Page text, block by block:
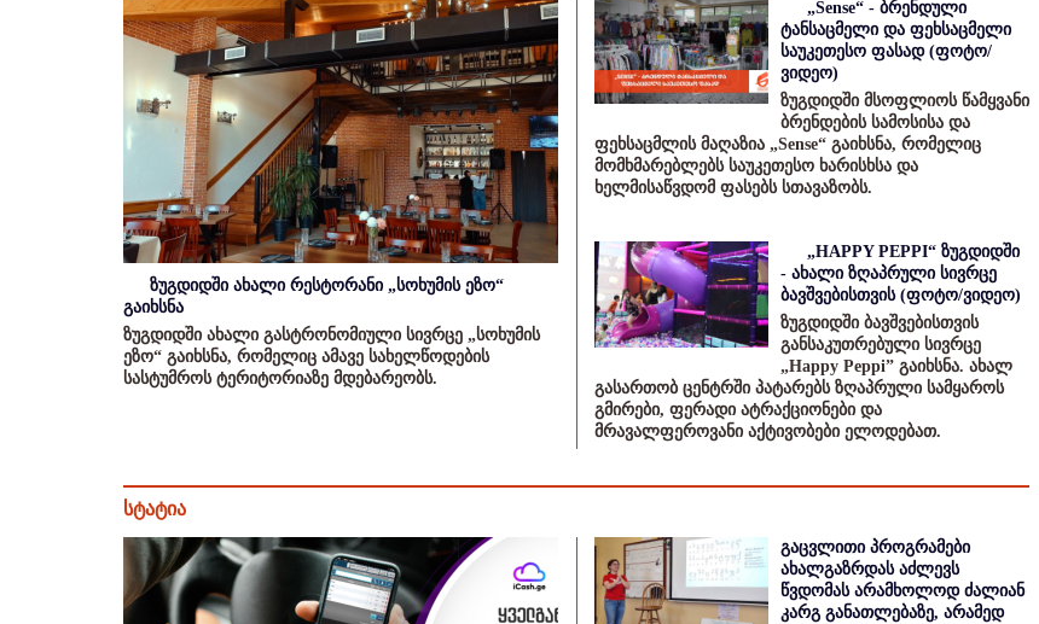
ზუგდიდში ახალი რესტორანი „სოხუმის ეზო“
გაიხსნა
ზუგდიდში ახალი გასტრონომიული სივრცე „სოხუმის
ეზო“ გაიხსნა, რომელიც ამავე სახელწოდების
სასტუმროს ტერიტორიაზე მდებარეობს.
„Sense“ - ბრენდული
ტანსაცმელი და ფეხსაცმელი
საუკეთესო ფასად (ფოტო/
ვიდეო)
ზუგდიდში მსოფლიოს წამყვანი
ბრენდების სამოსისა და
ფეხსაცმლის მაღაზია „Sense“ გაიხსნა, რომელიც
მომხმარებლებს საუკეთესო ხარისხსა და
ხელმისაწვდომ ფასებს სთავაზობს.
„HAPPY PEPPI“ ზუგდიდში
- ახალი ზღაპრული სივრცე
ბავშვებისთვის (ფოტო/ვიდეო)
ზუგდიდში ბავშვებისთვის
განსაკუთრებული სივრცე
„Happy Peppi” გაიხსნა. ახალ
გასართობ ცენტრში პატარებს ზღაპრული სამყაროს
გმირები, ფერადი ატრაქციონები და
მრავალფეროვანი აქტივობები ელოდებათ.
სტატია
გაცვლითი პროგრამები
ახალგაზრდას აძლევს
წვდომას არამხოლოდ ძალიან
კარგ განათლებაზე, არამედ